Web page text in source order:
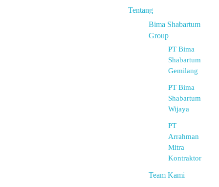
Tentang
Bima Shabartum
Group
PT Bima
Shabartum
Gemilang
PT Bima
Shabartum
Wijaya
PT
Arrahman
Mitra
Kontraktor
Team Kami